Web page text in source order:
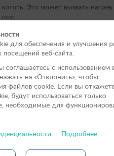
Это может вызвать нагрев
подходов, чтобы не задеть
мощности. Слишком
низкая снижает качество
нагревается, а собаке
Это снижает эффективность
когтя.
безопасной и спокойной, а
для обеспечения и улучшения
посещений веб-сайта.
соглашаетесь с использованием
на «Отклонить», чтобы
файлов сookie. Если вы
будут использоваться только
необходимые для
Подробнее